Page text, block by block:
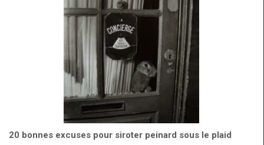
20 bonnes excuses pour siroter peinard sous le plaid